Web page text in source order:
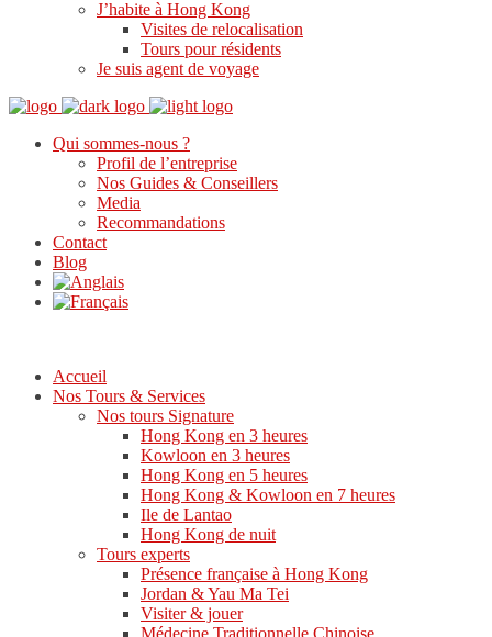
J’habite à Hong Kong
Visites de relocalisation
Tours pour résidents
Je suis agent de voyage
Qui sommes-nous ?
Profil de l’entreprise
Nos Guides & Conseillers
Media
Recommandations
Contact
Blog
Accueil
Nos Tours & Services
Nos tours Signature
Hong Kong en 3 heures
Kowloon en 3 heures
Hong Kong en 5 heures
Hong Kong & Kowloon en 7 heures
Ile de Lantao
Hong Kong de nuit
Tours experts
Présence française à Hong Kong
Jordan & Yau Ma Tei
Visiter & jouer
Médecine Traditionnelle Chinoise